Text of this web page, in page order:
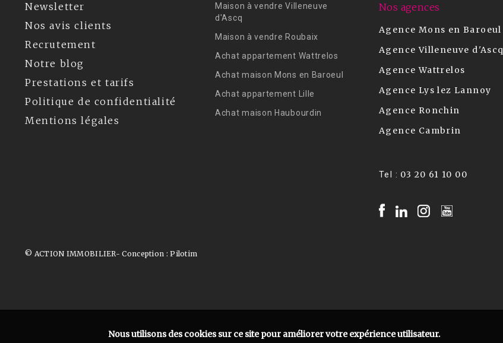
Newsletter
Nos avis clients
Recrutement
Notre blog
Prestations et tarifs
Politique de confidentialité
Mentions légales
Maison à vendre Villeneuve
d'Ascq
Maison à vendre Roubaix
Achat appartement Wattrelos
Achat maison Mons en Baroeul
Achat appartement Lille
Achat maison Haubourdin
Nos agences
Agence Mons en Baroeul
Agence Villeneuve d'Ascq
Agence Wattrelos
Agence Lys lez Lannoy
Agence Ronchin
Agence Cambrin
Tel : 03 20 61 10 00
© ACTION IMMOBILIER- Conception :Pilotim
Nous utilisons des cookies sur ce site pour améliorer votre expérience utilisateur.